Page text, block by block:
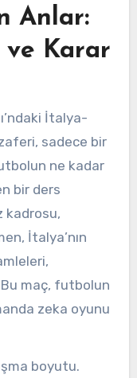
Anlar:
ve Karar
İtalya-
sadece bir
ne kadar
bir ders
kadrosu,
İtalya’nın
maç, futbolun
zeka oyunu
boyutu.